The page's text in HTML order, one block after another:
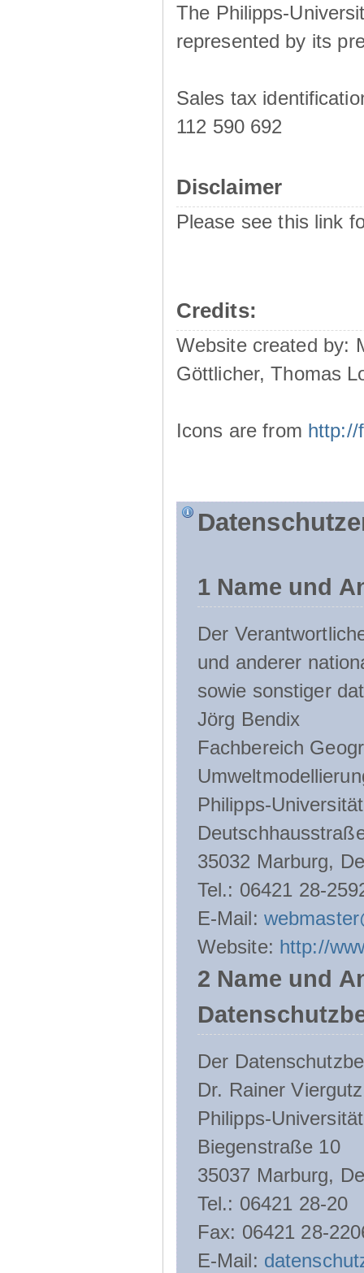
The Philipps-
represented by its
Sales tax
112 590 692
Disclaimer
Please see this link
Credits:
Website created by:
Göttlicher, Thomas
Icons are from http://
1 Name und
Der
und anderer
sowie sonstiger
Jörg Bendix
Fachbereich
Philipps-
35032 Marburg,
Tel.: 06421 28-
E-Mail:
Website: http://
2 Name und
Der
Dr. Rainer Viergutz
Philipps-
Biegenstraße 10
35037 Marburg,
Tel.: 06421 28-20
Fax: 06421 28-
E-Mail: